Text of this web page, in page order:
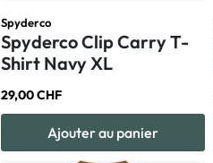
Spyderco
Spyderco Clip Carry T-
Shirt Navy XL
29,00 CHF
Ajouter au panier